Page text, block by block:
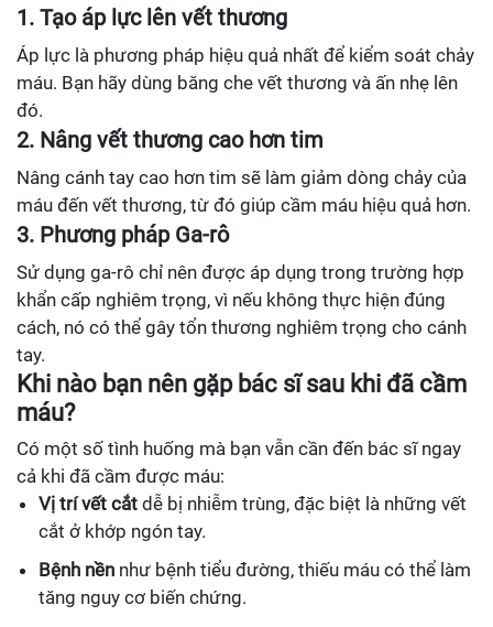
1. Tạo áp lực lên vết thương
Áp lực là phương pháp hiệu quả nhất để kiểm soát chảy
máu. Bạn hãy dùng băng che vết thương và ấn nhẹ lên
đó.
2. Nâng vết thương cao hơn tim
Nâng cánh tay cao hơn tim sẽ làm giảm dòng chảy của
máu đến vết thương, từ đó giúp cầm máu hiệu quả hơn.
3. Phương pháp Ga-rô
Sử dụng ga-rô chỉ nên được áp dụng trong trường hợp
khẩn cấp nghiêm trọng, vì nếu không thực hiện đúng
cách, nó có thể gây tổn thương nghiêm trọng cho cánh
tay.
Khi nào bạn nên gặp bác sĩ sau khi đã cầm
máu?
Có một số tình huống mà bạn vẫn cần đến bác sĩ ngay
cả khi đã cầm được máu:
Vị trí vết cắt dễ bị nhiễm trùng, đặc biệt là những vết
cắt ở khớp ngón tay.
Bệnh nền như bệnh tiểu đường, thiếu máu có thể làm
tăng nguy cơ biến chứng.